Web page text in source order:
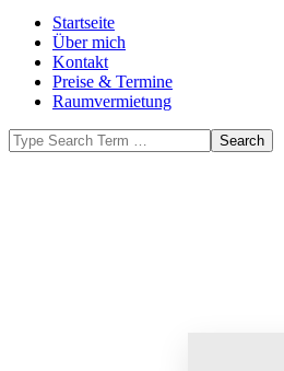
Menu
Startseite
Über mich
Kontakt
Preise & Termine
Raumvermietung
Search